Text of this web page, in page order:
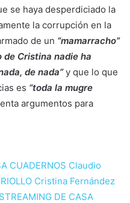
se haya desperdiciado la
la corrupción en la
de un “mamarracho”
de Cristina nadie ha
de nada”y que lo que
es “toda la mugre
argumentos para
CUADERNOS Claudio
Cristina Fernández
DE CASA